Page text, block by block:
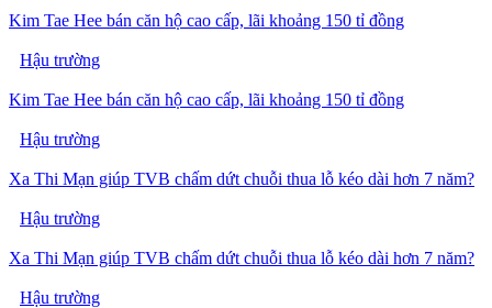
Kim Tae Hee bán căn hộ cao cấp, lãi khoảng 150 tỉ đồng
Hậu trường
Kim Tae Hee bán căn hộ cao cấp, lãi khoảng 150 tỉ đồng
Hậu trường
Xa Thi Mạn giúp TVB chấm dứt chuỗi thua lỗ kéo dài hơn 7 năm?
Hậu trường
Xa Thi Mạn giúp TVB chấm dứt chuỗi thua lỗ kéo dài hơn 7 năm?
Hậu trường